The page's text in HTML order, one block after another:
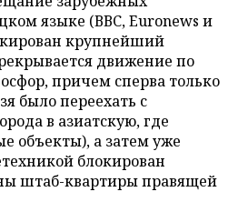
языке (ВВС, Euronews и
крупнейший
движение по
причем сперва только
было переехать с
в азиатскую, где
объекты), а затем уже
блокирован
штаб-квартиры правящей